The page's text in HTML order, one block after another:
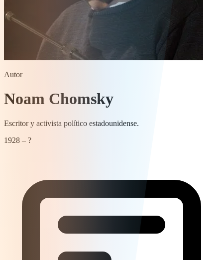
Autor
Noam Chomsky
Escritor y activista político estadounidense.
1928 – ?